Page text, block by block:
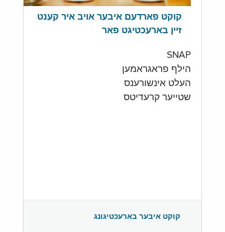
קוקט פארדעם איבער אויב איר קענט
זיין בארעכטיגט פאר
SNAP
הילף פראגראמען
העלט אינשורענס
שטייער קרעדיטס
קוקט איבער בארעכטיגונג